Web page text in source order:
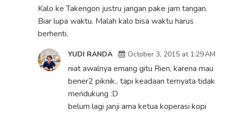
Kalo ke Takengon justru jangan pake jam tangan.
Biar lupa waktu. Malah kalo bisa waktu harus
berhenti.
YUDI RANDA October 3, 2015 at 1:29 AM
niat awalnya emang gitu Rien, karena mau
bener2 piknik.. tapi keadaan ternyata tidak
mendukung :D
belum lagi janji ama ketua koperasi kopi